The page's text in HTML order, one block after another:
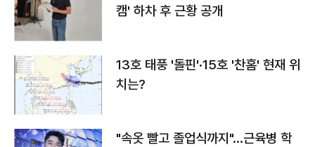
캠' 하차 후 근황 공개
13호 태풍 '돌핀'·15호 '찬홈' 현재 위
치는?
"속옷 빨고 졸업식까지"…근육병 학